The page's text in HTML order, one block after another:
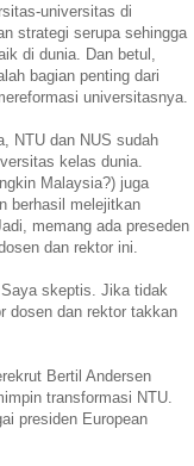
universitas di
strategi serupa sehingga
di dunia. Dan betul,
bagian penting dari
universitasnya.
NTU dan NUS sudah
kelas dunia.
Malaysia?) juga
berhasil melejitkan
memang ada preseden
dan rektor ini.
skeptis. Jika tidak
dosen dan rektor takkan
Bertil Andersen
transformasi NTU.
presiden European